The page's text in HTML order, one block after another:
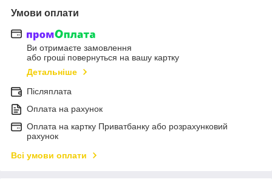
Умови оплати
Ви отримаєте замовлення
або гроші повернуться на вашу картку
Детальніше
Післяплата
Оплата на рахунок
Оплата на картку Приватбанку або розрахунковий
рахунок
Всі умови оплати